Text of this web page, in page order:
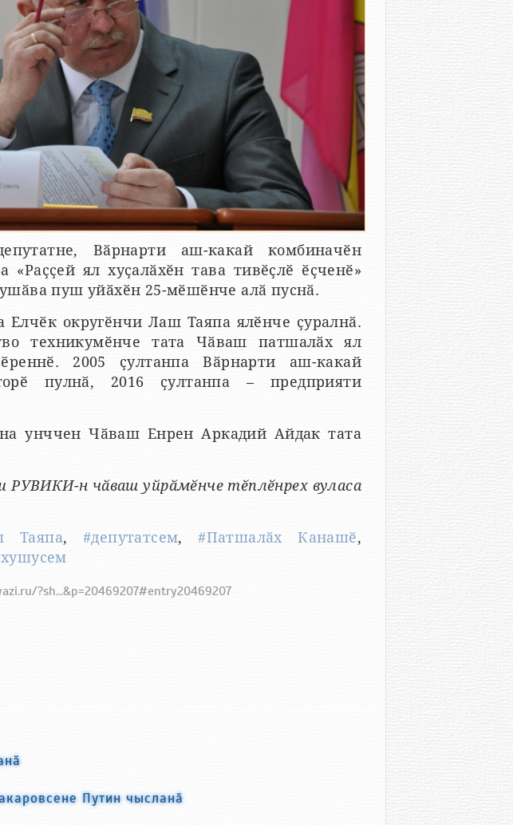
Вӑрнарти аш-какай комбиначӗн
ял хуҫалӑхӗн тава тивӗҫлӗ ӗҫченӗ»
пуш уйӑхӗн 25-мӗшӗнче алӑ пуснӑ.
округӗнчи Лаш Таяпа ялӗнче ҫуралнӑ.
техникумӗнче тата Чӑваш патшалӑх ял
2005 ҫултанпа Вӑрнарти аш-какай
пулнӑ, 2016 ҫултанпа – предприяти
унччен Чӑваш Енрен Аркадий Айдак тата
РУВИКИ-н чӑваш уйрӑмӗнче тӗплӗнрех вуласа
Таяпа, #депутатсем,#Патшалӑх Канашӗ,
?sh...&p=20469207#entry20469207
Путин чысланӑ